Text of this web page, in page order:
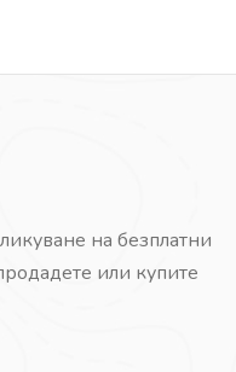
на безплатни
или купите